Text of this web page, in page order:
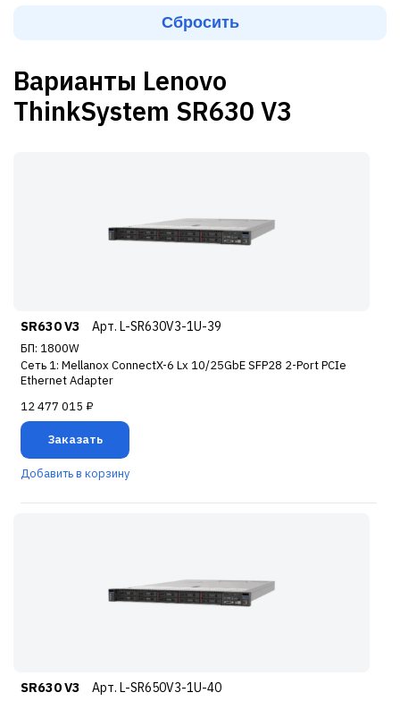
Варианты Lenovo
ThinkSystem SR630 V3
SR630 V3 Арт. L-SR630V3-1U-39
БП: 1800W
Сеть 1: Mellanox ConnectX-6 Lx 10/25GbE SFP28 2-Port PCIe
Ethernet Adapter
12 477 015 ₽
Заказать
Добавить в корзину
SR630 V3 Арт. L-SR650V3-1U-40